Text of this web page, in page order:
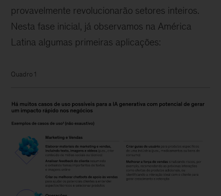
provavelmente revolucionarão setores inteiros.
Nesta fase inicial, já observamos na América
Latina algumas primeiras aplicações:
Quadro 1